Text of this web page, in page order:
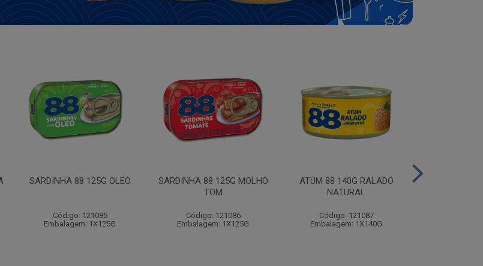
SARDINHA 88 125G OLEO
Código: 121085
Embalagem: 1X125G
SARDINHA 88 125G MOLHO
TOM
Código: 121086
Embalagem: 1X125G
ATUM 88 140G RALADO
NATURAL
Código: 121087
Embalagem: 1X140G